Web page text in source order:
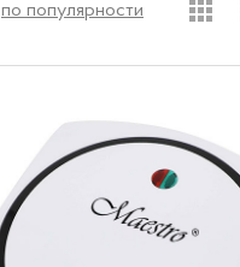
по популярности